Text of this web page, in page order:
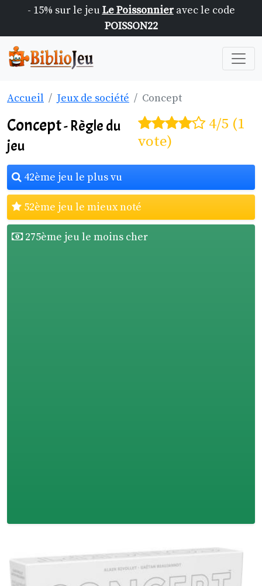
- 15% sur le jeuLe Poissonnieravec le code
POISSON22
Accueil Jeux de société Concept
Concept- Règle du
jeu
4/5 (1
vote)
42ème jeu le plus vu
52ème jeu le mieux noté
275ème jeu le moins cher